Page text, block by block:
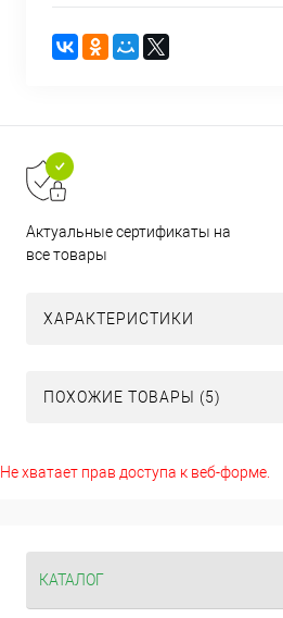
Актуальные сертификаты на
все товары
ХАРАКТЕРИСТИКИ
ПОХОЖИЕ ТОВАРЫ (5)
Не хватает прав доступа к веб-форме.
КАТАЛОГ